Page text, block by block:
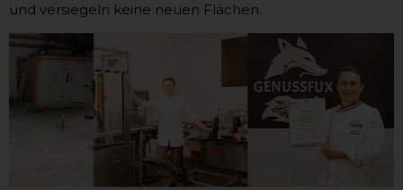
und versiegeln keine neuen Flächen.